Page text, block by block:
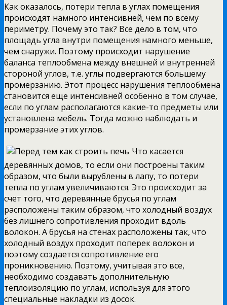
Как оказалось, потери тепла в углах помещения
происходят намного интенсивней, чем по всему
периметру. Почему это так? Все дело в том, что
площадь угла внутри помещения намного меньше,
чем снаружи. Поэтому происходит нарушение
баланса теплообмена между внешней и внутренней
стороной углов, т.е. углы подвергаются большему
промерзанию. Этот процесс нарушения теплообмена
становится еще интенсивней особенно в том случае,
если по углам располагаются какие-то предметы или
установлена мебель. Тогда можно наблюдать и
промерзание этих углов.
Что касается
деревянных домов, то если они построены таким
образом, что были вырублены в лапу, то потери
тепла по углам увеличиваются. Это происходит за
счет того, что деревянные брусья по углам
расположены таким образом, что холодный воздух
без лишнего сопротивления проходит вдоль
волокон. А брусья на стенах расположены так, что
холодный воздух проходит поперек волокон и
поэтому создается сопротивление его
проникновению. Поэтому, учитывая это все,
необходимо создавать дополнительную
теплоизоляцию по углам, используя для этого
специальные накладки из досок.